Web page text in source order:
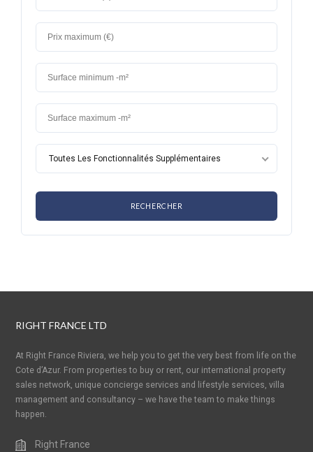
Toutes Les Fonctionnalités Supplémentaires
RIGHT FRANCE LTD
At Right France Riviera, we help you to get the very best from life on the
Cote d’Azur. From properties to buy or rent, our international property
sales network, unique concierge services and lifestyle services, villa
management and consultancy – we have the team to make things
happen.
Right France